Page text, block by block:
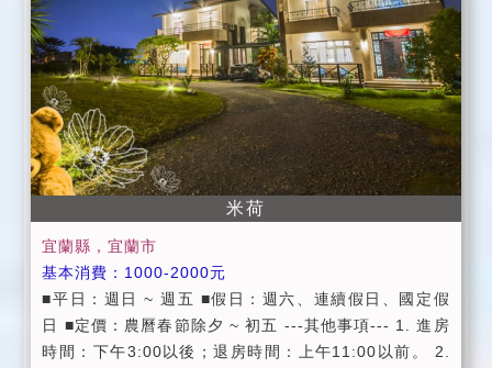
(限平日使用)。 ●為維護住宿品質，請依房型人數進住，
如需加人，請事先告知，入住當天恕不受理加人服務。
●為保障入住房客安全，不接受房客以外人士入內參觀。
※為符合環保及垃圾減量，個人衛生用品(毛巾、牙刷、
牙膏...)請盡量自備【我們備有個人衛生用品】。 ※室內
全面禁菸，若欲吸煙，請至陽台或室外。 ●為維護住宿
環境，請勿攜帶寵物，不便處請見諒。 ●為維護住宿安
寧，請每位遊客保持輕聲細語，相互尊重住宿空間上的
安寧。 ●個人貴重物品、請自行妥善保管、如有遺失，
恕不負責，敬請見諒。 ●延期住宿：請於住宿前一週告
知，將可辦理退費或保留訂金三個月，並於期限內擇期
住宿。
米荷
宜蘭縣，宜蘭市
基本消費：1000-2000元
■平日：週日 ~ 週五 ■假日：週六、連續假日、國定假
日 ■定價：農曆春節除夕 ~ 初五 ---其他事項--- 1. 進房
時間：下午3:00以後；退房時間：上午11:00以前。 2.